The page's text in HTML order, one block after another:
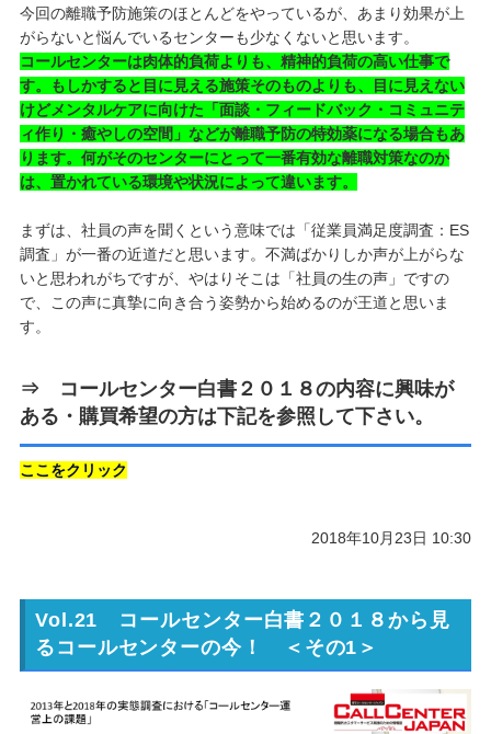
今回の離職予防施策のほとんどをやっているが、あまり効果が上
がらないと悩んでいるセンターも少なくないと思います。
コールセンターは肉体的負荷よりも、精神的負荷の高い仕事で
す。もしかすると目に見える施策そのものよりも、目に見えない
けどメンタルケアに向けた「面談・フィードバック・コミュニテ
ィ作り・癒やしの空間」などが離職予防の特効薬になる場合もあ
ります。何がそのセンターにとって一番有効な離職対策なのか
は、置かれている環境や状況によって違います。
まずは、社員の声を聞くという意味では「従業員満足度調査：ES
調査」が一番の近道だと思います。不満ばかりしか声が上がらな
いと思われがちですが、やはりそこは「社員の生の声」ですの
で、この声に真摯に向き合う姿勢から始めるのが王道と思いま
す。
⇒ コールセンター白書２０１８の内容に興味が
ある・購買希望の方は下記を参照して下さい。
ここをクリック
2018年10月23日 10:30
Vol.21 コールセンター白書２０１８から見
るコールセンターの今！ ＜その1＞